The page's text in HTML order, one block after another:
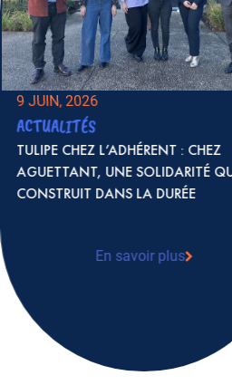
9 JUIN, 2026
ACTUALITÉS
TULIPE CHEZ L’ADHÉRENT : CHEZ
AGUETTANT, UNE SOLIDARITÉ
CONSTRUIT DANS LA DURÉE
En savoir plus
: TULIPE CHEZ
AGUETTANT, UNE
CONSTRUIT DANS